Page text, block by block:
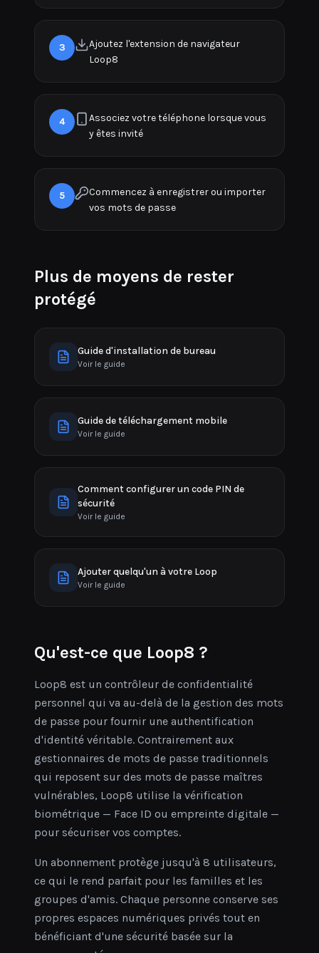
3
Ajoutez l'extension de navigateur
Loop8
4
Associez votre téléphone lorsque vous
y êtes invité
5
Commencez à enregistrer ou importer
vos mots de passe
Plus de moyens de rester
protégé
Guide d'installation de bureau
Voir le guide
Guide de téléchargement mobile
Voir le guide
Comment configurer un code PIN de
sécurité
Voir le guide
Ajouter quelqu'un à votre Loop
Voir le guide
Qu'est-ce que Loop8 ?
Loop8 est un contrôleur de confidentialité
personnel qui va au-delà de la gestion des mots
de passe pour fournir une authentification
d'identité véritable. Contrairement aux
gestionnaires de mots de passe traditionnels
qui reposent sur des mots de passe maîtres
vulnérables, Loop8 utilise la vérification
biométrique — Face ID ou empreinte digitale —
pour sécuriser vos comptes.
Un abonnement protège jusqu'à 8 utilisateurs,
ce qui le rend parfait pour les familles et les
groupes d'amis. Chaque personne conserve ses
propres espaces numériques privés tout en
bénéficiant d'une sécurité basée sur la